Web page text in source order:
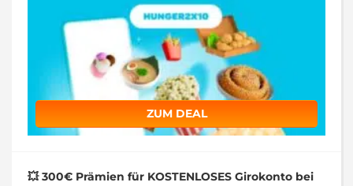
ZUM DEAL
💥 300€ Prämien für KOSTENLOSES Girokonto bei